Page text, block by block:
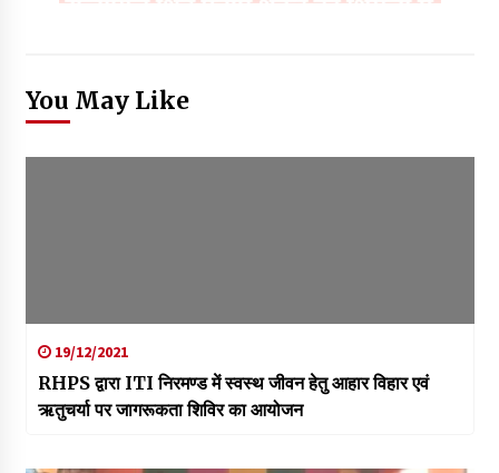
You May Like
19/12/2021
RHPS द्वारा ITI निरमण्ड में स्वस्थ जीवन हेतु आहार विहार एवं
ऋतुचर्या पर जागरूकता शिविर का आयोजन